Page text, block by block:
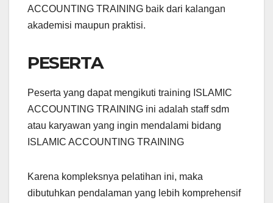
ACCOUNTING TRAINING baik dari kalangan
akademisi maupun praktisi.
PESERTA
Peserta yang dapat mengikuti training ISLAMIC
ACCOUNTING TRAINING ini adalah staff sdm
atau karyawan yang ingin mendalami bidang
ISLAMIC ACCOUNTING TRAINING
Karena kompleksnya pelatihan ini, maka
dibutuhkan pendalaman yang lebih komprehensif